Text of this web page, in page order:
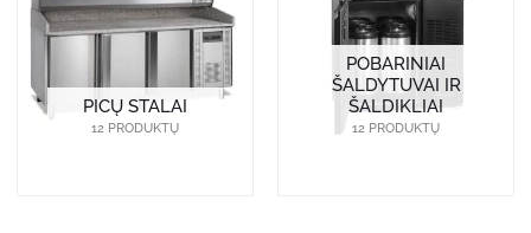
PICŲ STALAI
12 PRODUKTŲ
POBARINIAI
ŠALDYTUVAI IR
ŠALDIKLIAI
12 PRODUKTŲ